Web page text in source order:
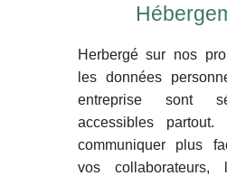
Herbergé sur nos
les données
entreprise sont
accessibles partout.
communiquer plus
vos collaborateurs,